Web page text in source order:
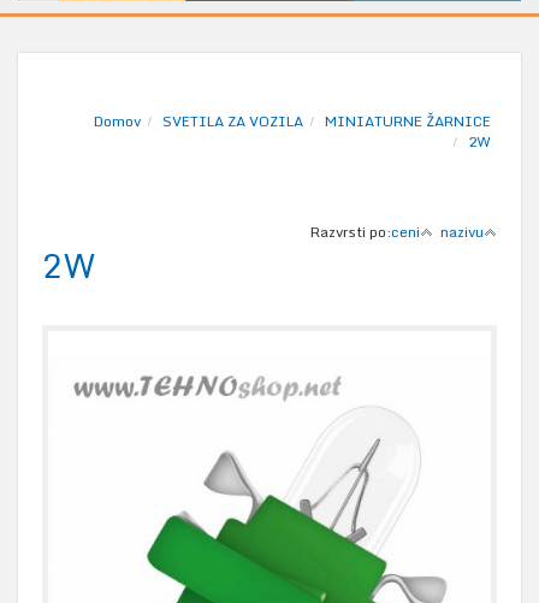
Domov SVETILA ZA VOZILA
MINIATURNE ŽARNICE
2W
Razvrsti po:ceni nazivu
2W